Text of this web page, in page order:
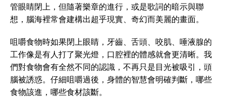
管眼睛閉上，但隨著樂章的進行，或是歌詞的暗示與聯
想，腦海裡常會建構出超乎現實、奇幻而美麗的畫面。
咀嚼食物時如果閉上眼睛，牙齒、舌頭、咬肌、唾液腺的
工作像是有人打了聚光燈，口腔裡的體感就會更清晰。我
們對食物會有全然不同的認識，不再只是目光被吸引，頭
腦被誘惑。仔細咀嚼過後，身體的智慧會明確判斷，哪些
食物該進，哪些食材該斷。